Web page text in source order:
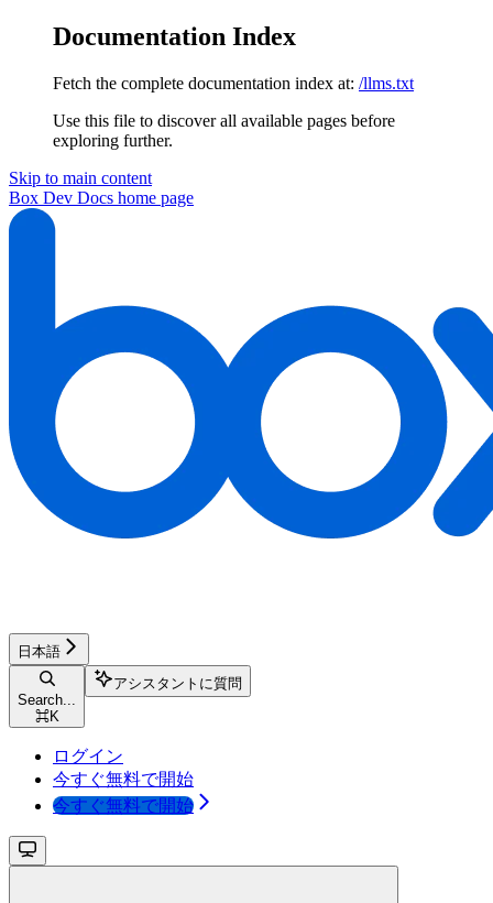
Documentation Index
Fetch the complete documentation index at: /llms.txt
Use this file to discover all available pages before
exploring further.
Skip to main content
Box Dev Docs home page
日本語
Search...
⌘K
アシスタントに質問
ログイン
今すぐ無料で開始
今すぐ無料で開始